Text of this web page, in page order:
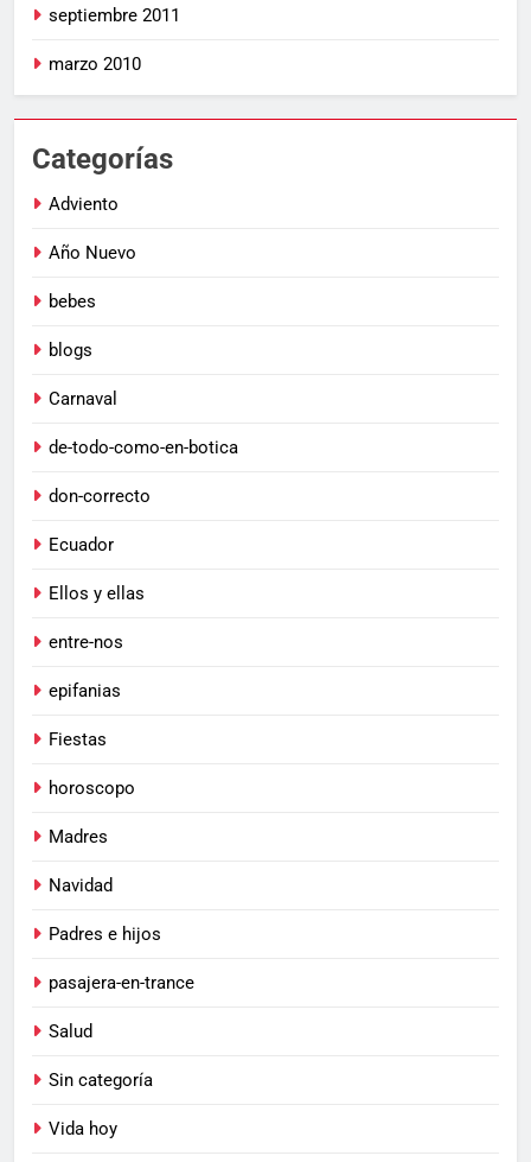
septiembre 2011
marzo 2010
Categorías
Adviento
Año Nuevo
bebes
blogs
Carnaval
de-todo-como-en-botica
don-correcto
Ecuador
Ellos y ellas
entre-nos
epifanias
Fiestas
horoscopo
Madres
Navidad
Padres e hijos
pasajera-en-trance
Salud
Sin categoría
Vida hoy